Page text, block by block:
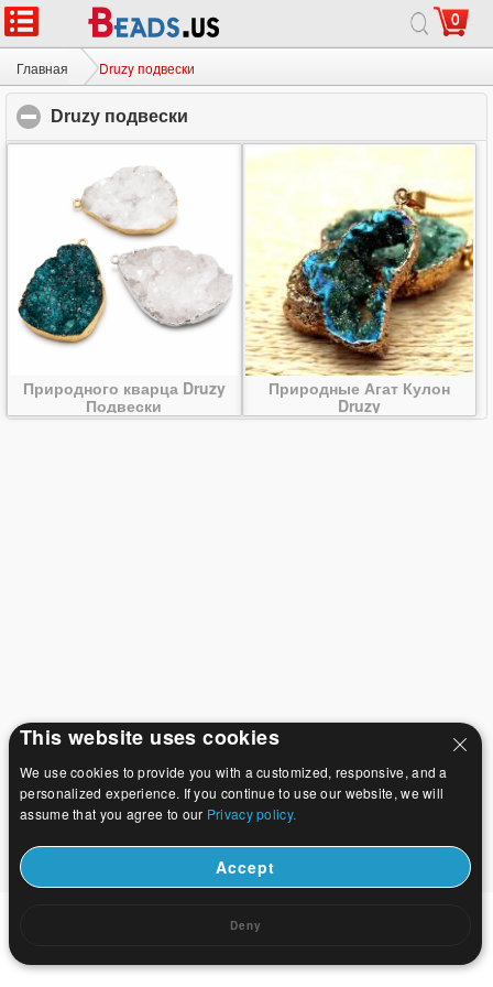
0
Главная Druzy подвески
Druzy подвески
Природного кварца Druzy
Подвески
Природные Агат Кулон
Druzy
Главная |О| Связаться с нами
© 2026 Млечный путь ювелирные изделия ООО Все права защищены.
This website uses cookies
We use cookies to provide you with a customized, responsive, and a
personalized experience. If you continue to use our website, we will
assume that you agree to our Privacy policy.
Accept
Deny